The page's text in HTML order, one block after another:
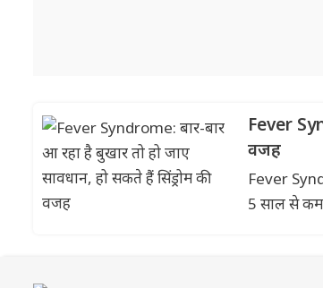
Fever
वजह
Fever
5 साल से